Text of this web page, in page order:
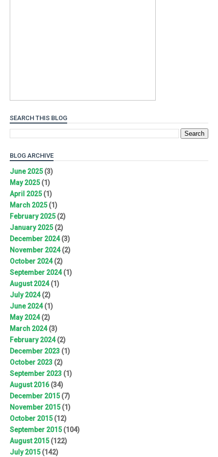
SEARCH THIS BLOG
BLOG ARCHIVE
June 2025(3)
May 2025(1)
April 2025(1)
March 2025(1)
February 2025(2)
January 2025(2)
December 2024(3)
November 2024(2)
October 2024(2)
September 2024(1)
August 2024(1)
July 2024(2)
June 2024(1)
May 2024(2)
March 2024(3)
February 2024(2)
December 2023 (1)
October 2023 (2)
September 2023 (1)
August 2016(34)
December 2015(7)
November 2015(1)
October 2015(12)
September 2015(104)
August 2015(122)
July 2015(142)